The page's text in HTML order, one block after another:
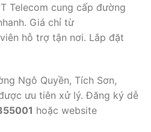
Telecom cung cấp đường
Giá chỉ từ
hỗ trợ tận nơi. Lắp đặt
Ngô Quyền, Tích Sơn,
ưu tiên xử lý. Đăng ký dễ
hoặc website